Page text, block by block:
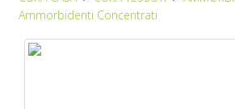
Ammorbidenti Concentrati